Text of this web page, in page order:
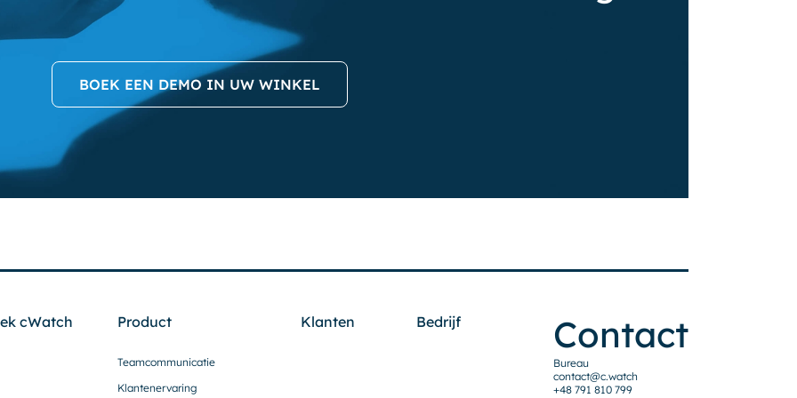
BOEK EEN DEMO IN UW WINKEL
cWatch Product
Teamcommunicatie
Klantenervaring
Klanten Bedrijf Contact
Bureau
contact@c.watch
+48 791 810 799